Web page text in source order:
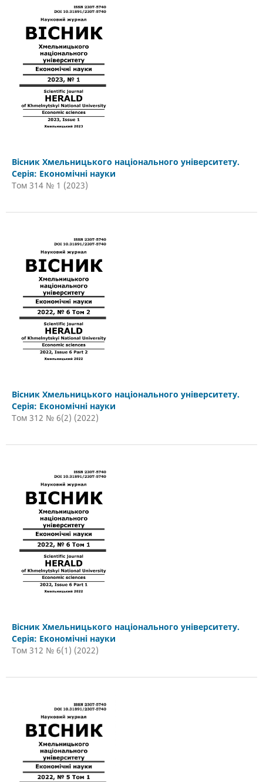
Вісник Хмельницького національного університету.
Серія: Економічні науки
Том 314 № 1 (2023)
Вісник Хмельницького національного університету.
Серія: Економічні науки
Том 312 № 6(2) (2022)
Вісник Хмельницького національного університету.
Серія: Економічні науки
Том 312 № 6(1) (2022)